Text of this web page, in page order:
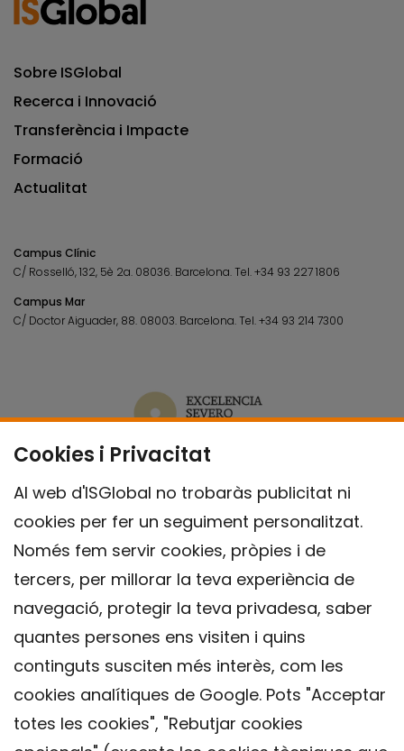
Cookies i Privacitat
Al web d'ISGlobal no trobaràs publicitat ni
cookies per fer un seguiment personalitzat.
Només fem servir cookies, pròpies i de
tercers, per millorar la teva experiència de
navegació, protegir la teva privadesa, saber
quantes persones ens visiten i quins
continguts susciten més interès, com les
cookies analítiques de Google. Pots "Acceptar
totes les cookies", "Rebutjar cookies
Sobre ISGlobal
Recerca i Innovació
Transferència i Impacte
Formació
Actualitat
Campus Clínic
C/ Rosselló, 132, 5è 2a. 08036. Barcelona.Tel.+34 93 227 1806
Campus Mar
C/ Doctor Aiguader, 88. 08003. Barcelona.Tel.+34 93 214 7300